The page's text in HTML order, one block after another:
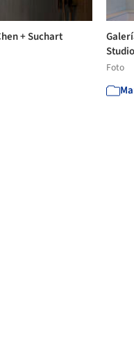
+ Suchart
Foto